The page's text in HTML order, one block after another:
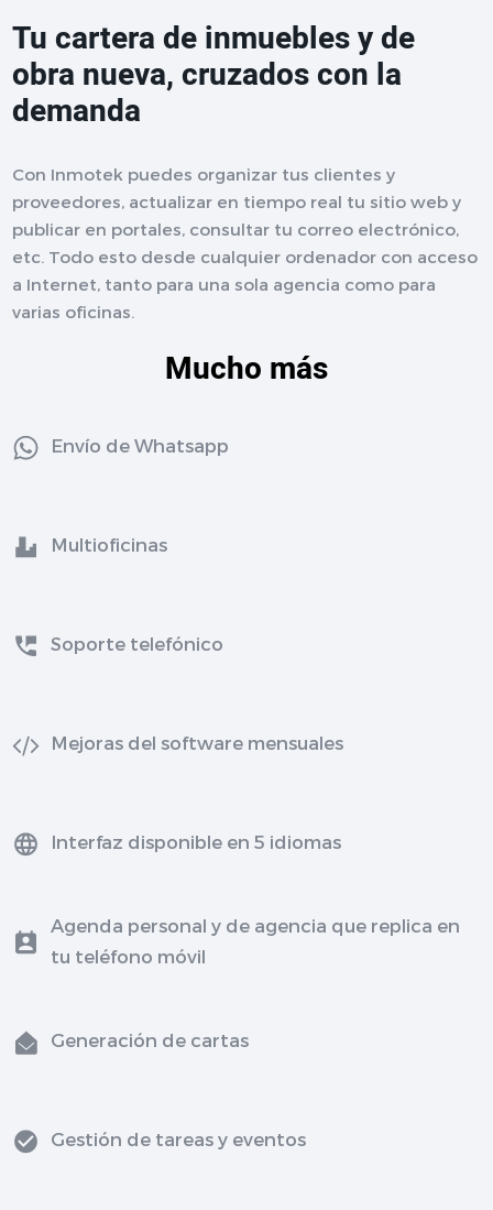
Tu cartera de inmuebles y de
obra nueva, cruzados con la
demanda
Con Inmotek puedes organizar tus clientes y
proveedores, actualizar en tiempo real tu sitio web y
publicar en portales, consultar tu correo electrónico,
etc. Todo esto desde cualquier ordenador con acceso
a Internet, tanto para una sola agencia como para
varias oficinas.
Mucho más
Envío de Whatsapp
Multioficinas
Soporte telefónico
Mejoras del software mensuales
Interfaz disponible en 5 idiomas
Agenda personal y de agencia que replica en
tu teléfono móvil
Generación de cartas
Gestión de tareas y eventos